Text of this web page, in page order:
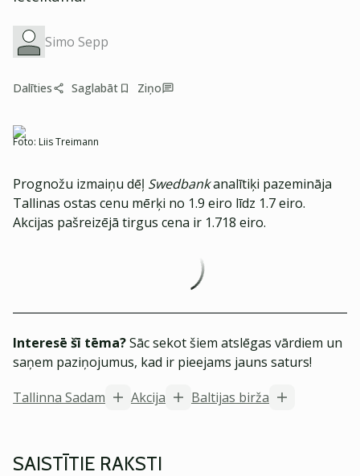
Simo Sepp
Dalīties Saglabāt Ziņo
Foto: Liis Treimann
Prognožu izmaiņu dēļ Swedbankanalītiķi pazemināja
Tallinas ostas cenu mērķi no 1.9 eiro līdz 1.7 eiro.
Akcijas pašreizējā tirgus cena ir 1.718 eiro.
Interesē šī tēma?Sāc sekot šiem atslēgas vārdiem un
saņem paziņojumus, kad ir pieejams jauns saturs!
Tallinna Sadam
Akcija Baltijas birža
SAISTĪTIE RAKSTI